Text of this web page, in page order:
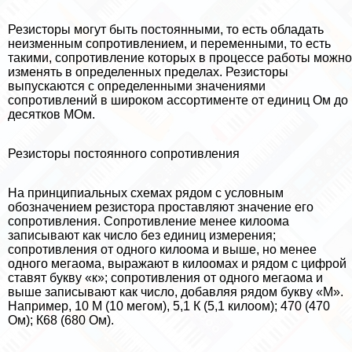
Резисторы могут быть постоянными, то есть обладать
неизменным сопротивлением, и переменными, то есть
такими, сопротивление которых в процессе работы можно
изменять в определенных пределах. Резисторы
выпускаются с определенными значениями
сопротивлений в широком ассортименте от единиц Ом до
десятков МОм.
Резисторы постоянного сопротивления
На принципиальных схемах рядом с условным
обозначением резистора проставляют значение его
сопротивления. Сопротивление менее килоома
записывают как число без единиц измерения;
сопротивления от одного килоома и выше, но менее
одного мегаома, выражают в килоомах и рядом с цифрой
ставят букву «к»; сопротивления от одного мегаома и
выше записывают как число, добавляя рядом букву «М».
Например, 10 М (10 мегом), 5,1 К (5,1 килоом); 470 (470
Ом); К68 (680 Ом).